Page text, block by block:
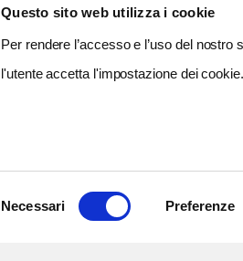
Questo sito web utilizza i cookie
Per rendere l’accesso e l’uso del
l'utente accetta l'impostazione dei cookie.
Necessari Preferenze